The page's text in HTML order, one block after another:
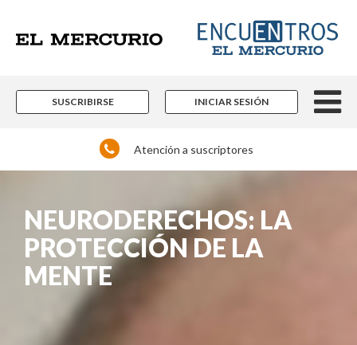
SUSCRIBIRSE INICIAR SESIÓN
Atención a suscriptores
NEURODERECHOS: LA
PROTECCIÓN DE LA
MENTE